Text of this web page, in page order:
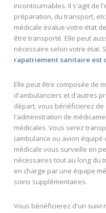
incontournables. Il s'agit de
préparation, du transport,
médicale évalue votre état
être transporté. Elle peut
nécessaire selon votre état.
rapatriement sanitaire est
Elle peut être composée de
d'ambulanciers et d'autres
départ, vous bénéficierez
l'administration de
médicales. Vous serez
(ambulance ou avion équipé
médicale vous surveille en
nécessaires tout au long du
en charge par une équipe
soins supplémentaires.
Vous bénéficierez d'un suivi